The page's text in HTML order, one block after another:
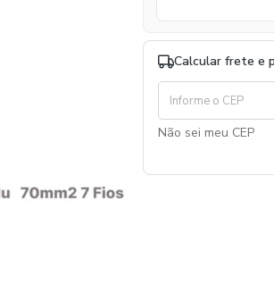
Calcular frete e
Não sei meu CEP